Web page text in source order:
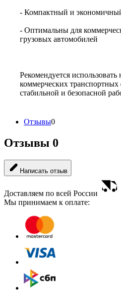
- Компактный и
- Оптимальны для
грузовых автомобилей
Рекомендуется использовать
коммерческих транспортных
стабильной и безопасной
Отзывы0
Отзывы 0
Написать отзыв
Доставляем по всей России
Мы принимаем к оплате: